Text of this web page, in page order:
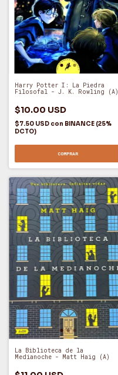
Harry Potter I: La Piedra
Filosofal - J. K. Rowling (A)
$10.00 USD
$7.50 USD con BINANCE (25%
DCTO)
COMPRAR
La Biblioteca de la
Medianoche - Matt Haig (A)